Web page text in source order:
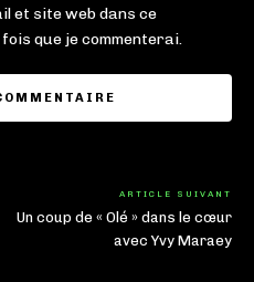
et site web dans ce
que je commenterai.
ARTICLE SUIVANT
Un coup de « Olé » dans le cœur
avec Yvy Maraey